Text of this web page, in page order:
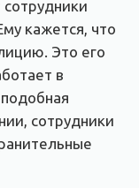
кажется, что
Это его
в
сотрудники